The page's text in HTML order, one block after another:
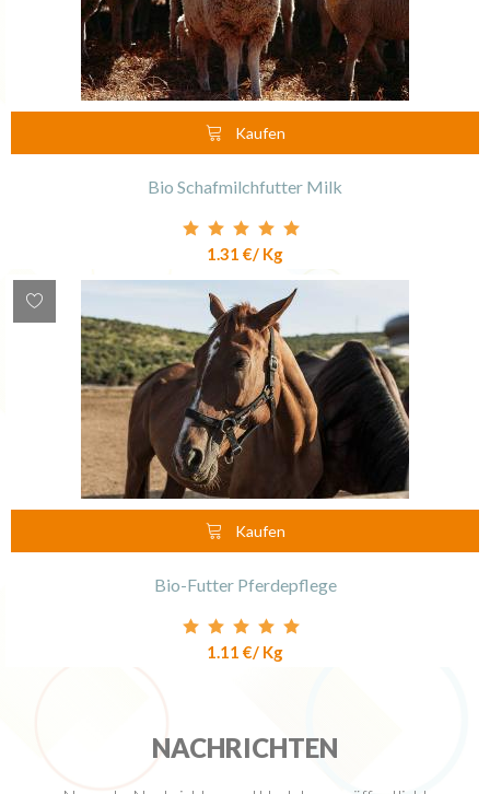
Kaufen
Bio Schafmilchfutter Milk
1.31 €/ Kg
Kaufen
Bio-Futter Pferdepflege
1.11 €/ Kg
NACHRICHTEN